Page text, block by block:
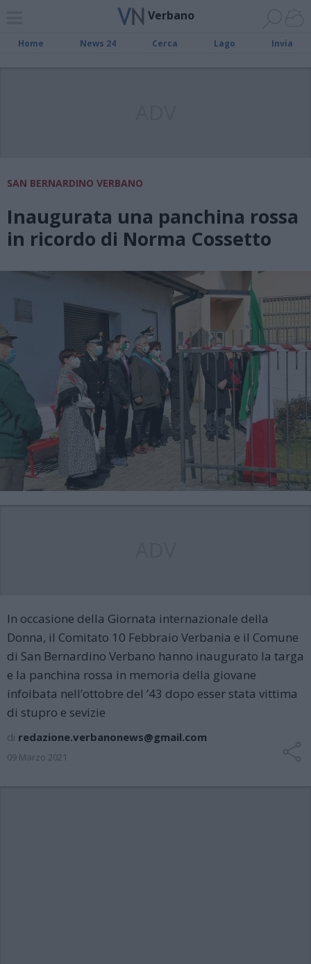
Verbano
Home News 24 Cerca Lago Invia
SAN BERNARDINO VERBANO
Inaugurata una panchina rossa
in ricordo di Norma Cossetto
In occasione della Giornata internazionale della
Donna, il Comitato 10 Febbraio Verbania e il Comune
di San Bernardino Verbano hanno inaugurato la targa
e la panchina rossa in memoria della giovane
infoibata nell’ottobre del ’43 dopo esser stata vittima
di stupro e sevizie
di redazione.verbanonews@gmail.com
09 Marzo 2021